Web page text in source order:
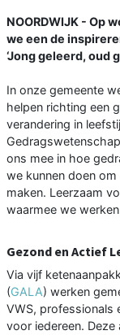
NOORDWIJK - Op
we een de
‘Jong geleerd, oud
In onze gemeente
helpen richting een
verandering in
ons mee in hoe
we kunnen doen
maken. Leerzaam
waarmee we
Gezond en Actief
Via vijf
(GALA) werken
VWS, professionals
voor iedereen. Deze